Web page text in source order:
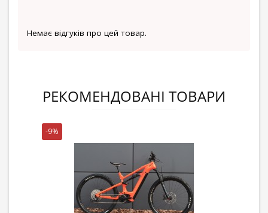
Немає відгуків про цей товар.
РЕКОМЕНДОВАНІ ТОВАРИ
-9%